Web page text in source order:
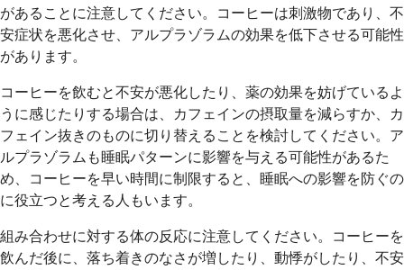
があることに注意してください。コーヒーは刺激物であり、不
安症状を悪化させ、アルプラゾラムの効果を低下させる可能性
があります。
コーヒーを飲むと不安が悪化したり、薬の効果を妨げているよ
うに感じたりする場合は、カフェインの摂取量を減らすか、カ
フェイン抜きのものに切り替えることを検討してください。ア
ルプラゾラムも睡眠パターンに影響を与える可能性があるた
め、コーヒーを早い時間に制限すると、睡眠への影響を防ぐの
に役立つと考える人もいます。
組み合わせに対する体の反応に注意してください。コーヒーを
飲んだ後に、落ち着きのなさが増したり、動悸がしたり、不安